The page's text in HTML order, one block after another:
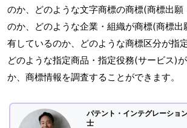
のか、どのような文字商標の商標(商標出願
のか、どのような企業・組織が商標(商標出
有しているのか、どのような商標区分が指
どのような指定商品・指定役務(サービス)
か、商標情報を調査することができます。
パテント・インテグレーショ
士